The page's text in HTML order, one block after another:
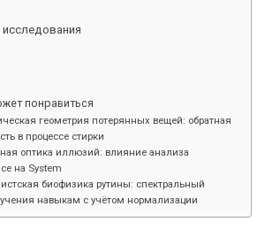
понравиться
геометрия потерянных вещей: обратная
в процессе стирки
оптика иллюзий: влияние анализа
на System
биофизика рутины: спектральный
навыкам с учётом нормализации